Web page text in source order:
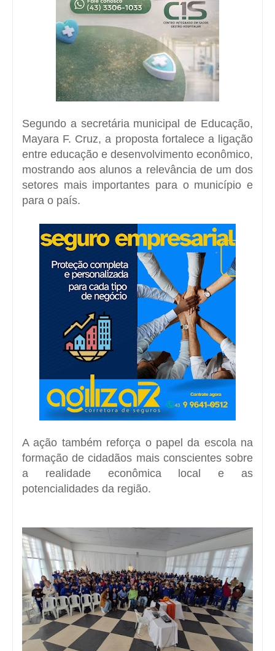
Segundo a secretária municipal de Educação,
Mayara F. Cruz, a proposta fortalece a ligação
entre educação e desenvolvimento econômico,
mostrando aos alunos a relevância de um dos
setores mais importantes para o município e
para o país.
A ação também reforça o papel da escola na
formação de cidadãos mais conscientes sobre
a realidade econômica local e as
potencialidades da região.